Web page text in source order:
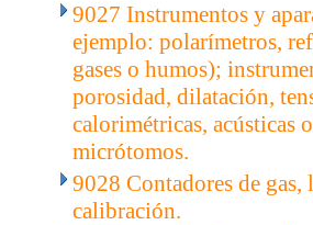
9027 Instrumentos y
ejemplo: polarímetros,
gases o humos);
porosidad, dilatación,
calorimétricas, acústicas
micrótomos.
9028 Contadores de
calibración.